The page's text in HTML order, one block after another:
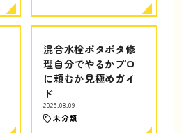
混合水栓ポタポタ修
理自分でやるかプロ
に頼むか見極めガイ
ド
2025.08.09
未分類